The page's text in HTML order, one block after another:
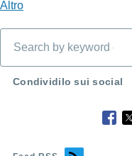
Altro
Condividilo sui social